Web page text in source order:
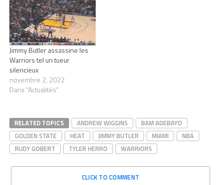
Jimmy Butler assassine les
Warriors tel un tueur
silencieux
novembre 2, 2022
Dans "Actualités"
RELATED TOPICS ANDREW WIGGINS
BAM ADEBAYO
GOLDEN STATE
HEAT JIMMY BUTLER MIAMI
NBA
RUDY GOBERT
TYLER HERRO WARRIORS
CLICK TO COMMENT